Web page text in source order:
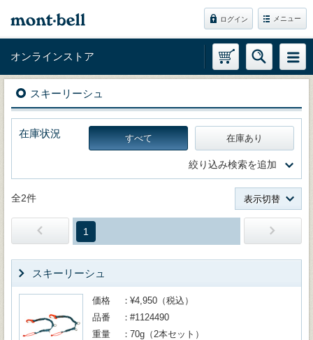
ログイン メニュー
オンラインストア
スキーリーシュ
在庫状況 すべて 在庫あり
絞り込み検索を追加
全2件 表示切替
1
スキーリーシュ
価格
¥4,950（税込）
品番
#1124490
重量
70g（2本セット）